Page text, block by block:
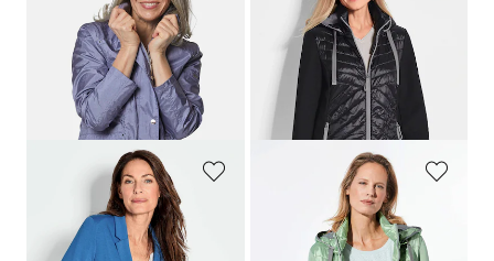
Leichte Jacke mit edlem Schimmer
99,95 €149,95 €
30-Tage-Bestpreis**: 119,95 €
GOLDNER
Jacke mit Stehkragen
99,95 €
169,95 €
+ 2
30-Tage-Bestpreis**: 119,95 €
GOLDNER
99,95 € 149,95 €
Jacke mit Stehkragen
169,95 €